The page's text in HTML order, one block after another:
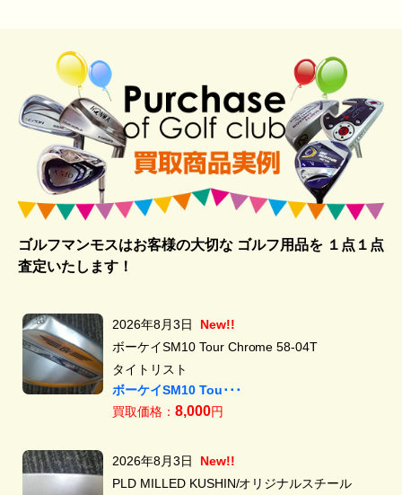
ゴルフマンモスはお客様の大切な ゴルフ用品を１点１点
査定いたします！
2026年8月3日
New!!
ボーケイSM10 Tour Chrome 58-04T
タイトリスト
ボーケイSM10 Tou･･･
買取価格： 8,000円
2026年8月3日
New!!
PLD MILLED KUSHIN/オリジナルスチール